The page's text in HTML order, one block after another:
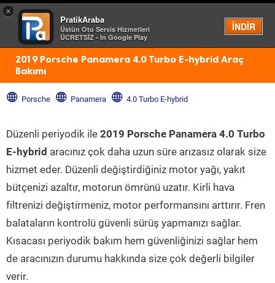
×
PratikAraba
Üstün Oto Servis Hizmetleri
ÜCRETSİZ - In Google Play
İNDİR
Menü
2019 Porsche Panamera 4.0 Turbo E-hybrid Araç
Bakımı
Porsche Panamera 4.0 Turbo E-hybrid
Düzenli periyodik ile 2019 Porsche Panamera 4.0 Turbo
E-hybrid aracınız çok daha uzun süre arızasız olarak size
hizmet eder. Düzenli değiştirdiğiniz motor yağı, yakıt
bütçenizi azaltır, motorun ömrünü uzatır. Kirli hava
filtrenizi değiştirmeniz, motor performansını arttırır. Fren
balataların kontrolü güvenli sürüş yapmanızı sağlar.
Kısacası periyodik bakım hem güvenliğinizi sağlar hem
de aracınızın durumu hakkında size çok değerli bilgiler
verir.